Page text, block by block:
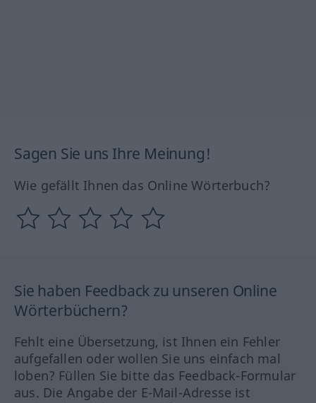
Sagen Sie uns Ihre Meinung!
Wie gefällt Ihnen das Online Wörterbuch?
Sie haben Feedback zu unseren Online
Wörterbüchern?
Fehlt eine Übersetzung, ist Ihnen ein Fehler
aufgefallen oder wollen Sie uns einfach mal
loben? Füllen Sie bitte das Feedback-Formular
aus. Die Angabe der E-Mail-Adresse ist